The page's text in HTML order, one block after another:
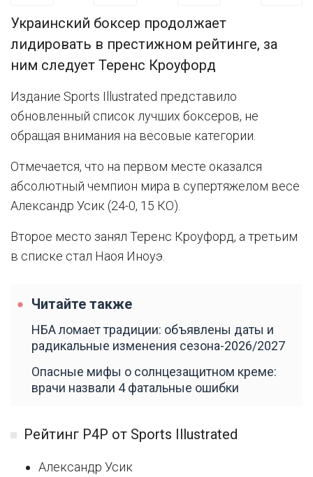
Украинский боксер продолжает
лидировать в престижном рейтинге, за
ним следует Теренс Кроуфорд
Издание Sports Illustrated представило
обновленный список лучших боксеров, не
обращая внимания на весовые категории.
Отмечается, что на первом месте оказался
абсолютный чемпион мира в супертяжелом весе
Александр Усик (24-0, 15 КО).
Второе место занял Теренс Кроуфорд, а третьим
в списке стал Наоя Иноуэ.
Читайте также
НБА ломает традиции: объявлены даты и
радикальные изменения сезона-2026/2027
Опасные мифы о солнцезащитном креме:
врачи назвали 4 фатальные ошибки
Рейтинг P4P от Sports Illustrated
Александр Усик